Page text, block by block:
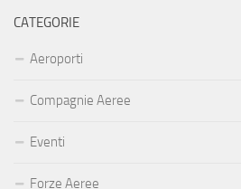
CATEGORIE
Aeroporti
Compagnie Aeree
Eventi
Forze Aeree